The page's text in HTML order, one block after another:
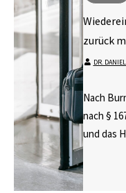
zurück
DR.
Nach
nach §
und das